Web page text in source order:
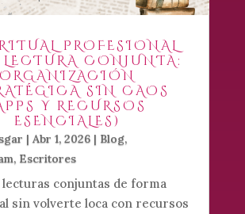
PROFESIONAL
LECTURA CONJUNTA:
ORGANIZACIÓN
SIN CAOS
Y RECURSOS
ESENCIALES)
| Abr 1, 2026| Blog,
, Escritores
conjuntas de forma
sin volverte loca con recursos